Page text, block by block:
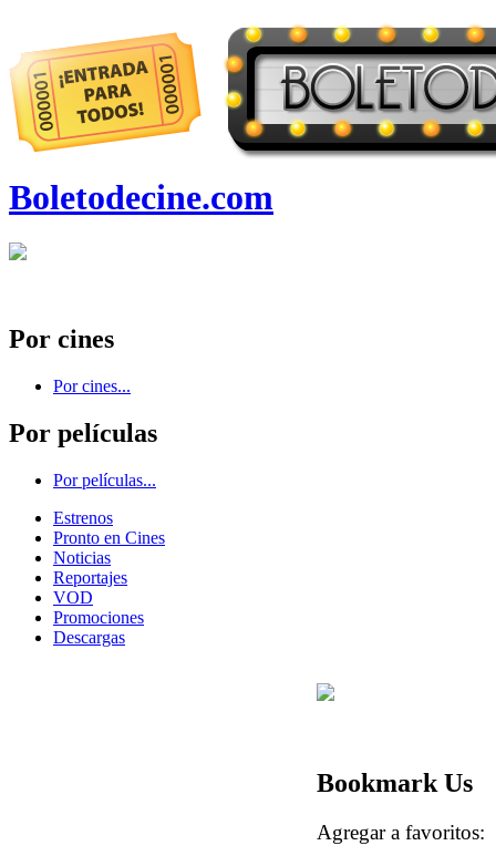
Boletodecine.com
Por cines
Por cines...
Por películas
Por películas...
Estrenos
Pronto en Cines
Noticias
Reportajes
VOD
Promociones
Descargas
Bookmark Us
Agregar a